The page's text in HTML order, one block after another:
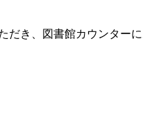
き、図書館カウンターに